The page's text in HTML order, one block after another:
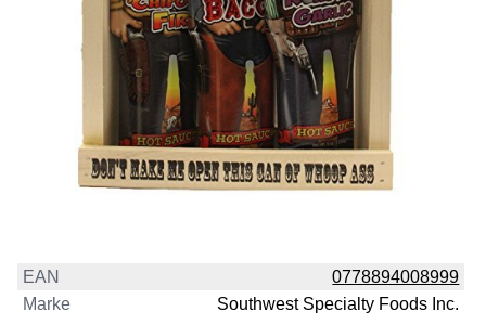
EAN
0778894008999
Marke
Southwest Specialty Foods Inc.